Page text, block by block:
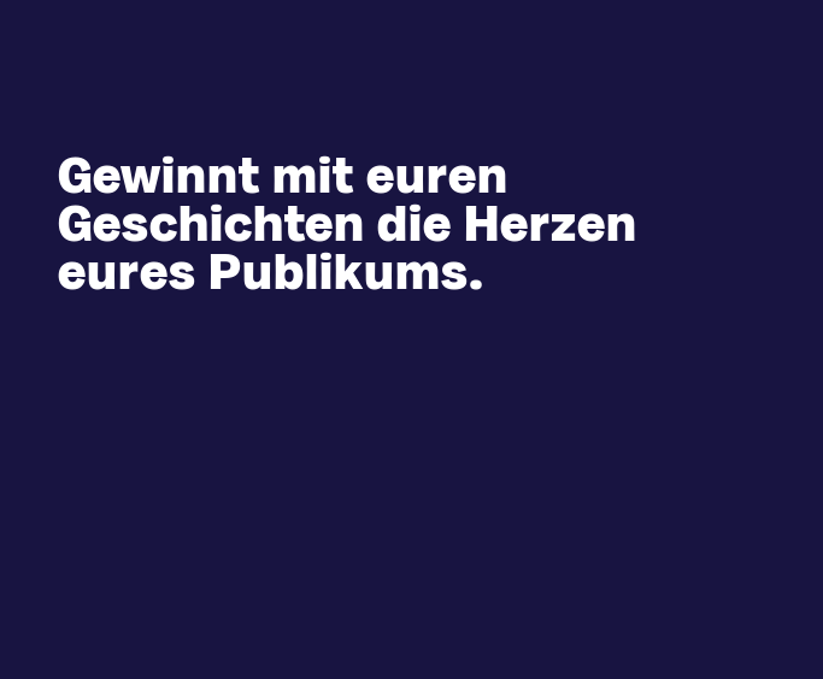
Gewinnt mit euren
Geschichten die Herzen
eures Publikums.